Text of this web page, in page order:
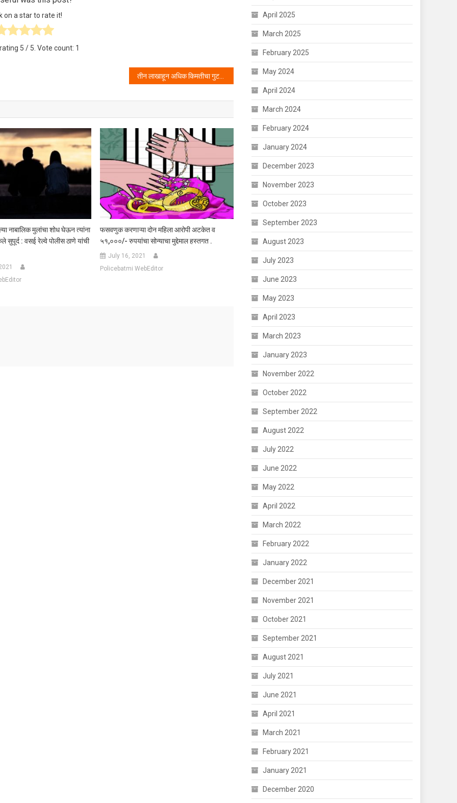
on a star to rate it!
5 / 5. Vote count: 1
तीन लाखाहून अधिक किमतीचा गुटखा नवघर पोलिसांच्या ताब्यात .
नाबालिक मुलांचा शोध घेऊन त्यांना
सुपूर्द : वसई रेल्वे पोलीस ठाणे यांची
फसवणुक करणाऱ्या दोन महिला आरोपी अटकेत व
५१,०००/- रुपयांचा सोन्याचा मुद्देमाल हस्तगत .
July 16, 2021
Policebatmi WebEditor
April 2025
March 2025
February 2025
May 2024
April 2024
March 2024
February 2024
January 2024
December 2023
November 2023
October 2023
September 2023
August 2023
July 2023
June 2023
May 2023
April 2023
March 2023
January 2023
November 2022
October 2022
September 2022
August 2022
July 2022
June 2022
May 2022
April 2022
March 2022
February 2022
January 2022
December 2021
November 2021
October 2021
September 2021
August 2021
July 2021
June 2021
April 2021
March 2021
February 2021
January 2021
December 2020